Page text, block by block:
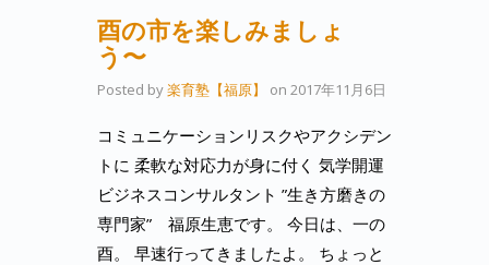
酉の市を楽しみましょ
う〜
Posted by楽育塾【福原】 on 2017年11月6日
コミュニケーションリスクやアクシデン
トに 柔軟な対応力が身に付く 気学開運
ビジネスコンサルタント ”生き方磨きの
専門家” 福原生恵です。 今日は、一の
酉。 早速行ってきましたよ。 ちょっと